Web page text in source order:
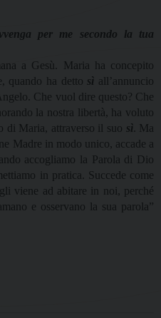
per me secondo la tua
a Gesù. Maria ha concepito
quando ha detto sì all’annuncio
Che vuol dire questo? Che
la nostra libertà, ha voluto
di Maria, attraverso il suo sì. Ma
Madre in modo unico, accade a
accogliamo la Parola di Dio
in pratica. Succede come
viene ad abitare in noi, perché
e osservano la sua parola”